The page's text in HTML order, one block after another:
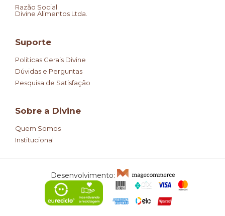
Razão Social:
Divine Alimentos Ltda.
Suporte
Políticas Gerais Divine
Dúvidas e Perguntas
Pesquisa de Satisfação
Sobre a Divine
Quem Somos
Institucional
Desenvolvimento: